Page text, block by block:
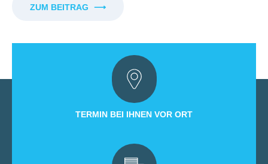
ZUM BEITRAG ⟶
TERMIN BEI IHNEN VOR ORT